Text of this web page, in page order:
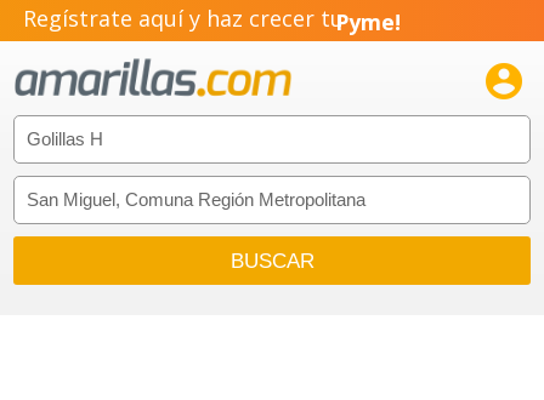
Regístrate aquí y haz crecer tuPyme!
Emprendimiento!
